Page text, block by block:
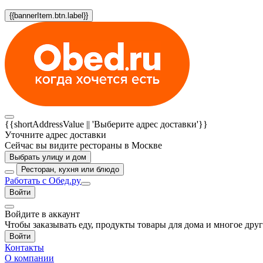
{{bannerItem.btn.label}}
{{shortAddressValue || 'Выберите адрес доставки'}}
Уточните адрес доставки
Сейчас вы видите рестораны в Москве
Выбрать улицу и дом
Ресторан, кухня или блюдо
Работать с Обед.ру
Войти
Войдите в аккаунт
Чтобы заказывать еду, продукты товары для дома и многое
Войти
Контакты
О компании